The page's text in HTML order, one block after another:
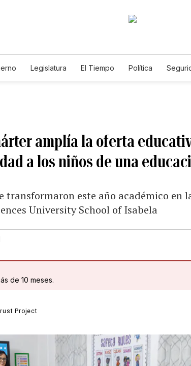
Legislatura El Tiempo Política
amplía la oferta
a los niños de una
transformaron este año académico en
University School of Isabela
de 10 meses.